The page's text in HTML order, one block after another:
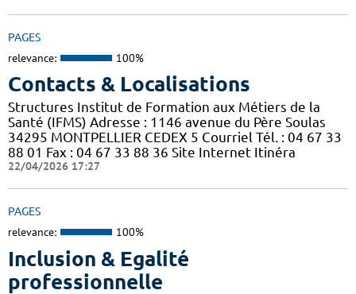
PAGES
relevance: 100%
Contacts & Localisations
Structures Institut de Formation aux Métiers de la
Santé (IFMS) Adresse : 1146 avenue du Père Soulas
34295 MONTPELLIER CEDEX 5 Courriel Tél. : 04 67 33
88 01 Fax : 04 67 33 88 36 Site Internet Itinéra
22/04/2026 17:27
PAGES
relevance: 100%
Inclusion & Egalité
professionnelle